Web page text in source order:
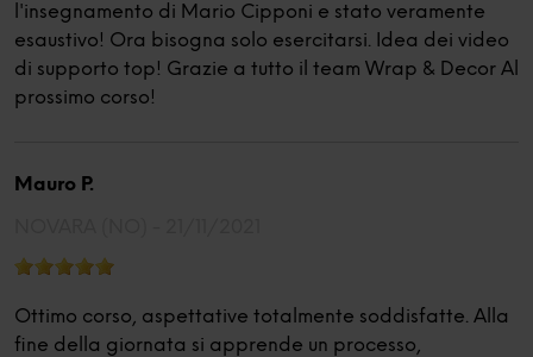
l'insegnamento di Mario Cipponi e stato veramente
esaustivo! Ora bisogna solo esercitarsi. Idea dei video
di supporto top! Grazie a tutto il team Wrap & Decor Al
prossimo corso!
Mauro P.
Ottimo corso, aspettative totalmente soddisfatte. Alla
fine della giornata si apprende un processo,